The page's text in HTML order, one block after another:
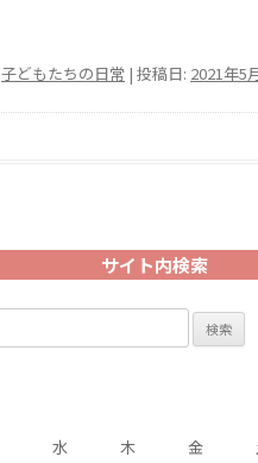
子どもたちの日常 | 投稿日: 2021年5
サイト内検索
水 木 金